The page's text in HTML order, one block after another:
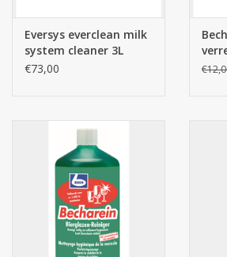
Eversys everclean milk
system cleaner 3L
€73,00